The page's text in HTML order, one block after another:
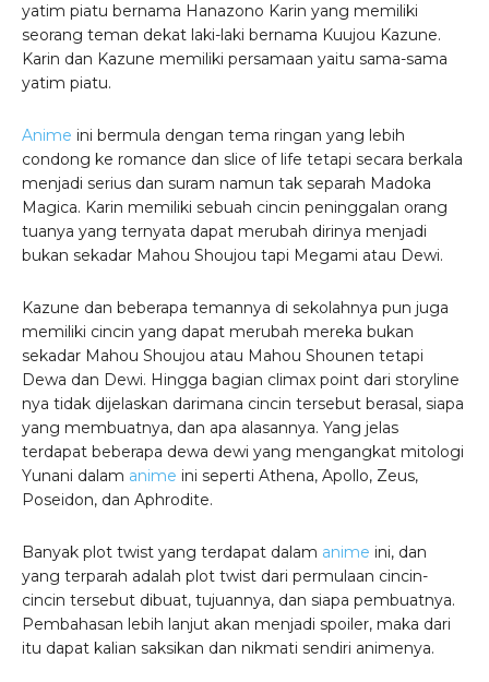
yatim piatu bernama Hanazono Karin yang memiliki
seorang teman dekat laki-laki bernama Kuujou Kazune.
Karin dan Kazune memiliki persamaan yaitu sama-sama
yatim piatu.
Anime ini bermula dengan tema ringan yang lebih
condong ke romance dan slice of life tetapi secara berkala
menjadi serius dan suram namun tak separah Madoka
Magica. Karin memiliki sebuah cincin peninggalan orang
tuanya yang ternyata dapat merubah dirinya menjadi
bukan sekadar Mahou Shoujou tapi Megami atau Dewi.
Kazune dan beberapa temannya di sekolahnya pun juga
memiliki cincin yang dapat merubah mereka bukan
sekadar Mahou Shoujou atau Mahou Shounen tetapi
Dewa dan Dewi. Hingga bagian climax point dari storyline
nya tidak dijelaskan darimana cincin tersebut berasal, siapa
yang membuatnya, dan apa alasannya. Yang jelas
terdapat beberapa dewa dewi yang mengangkat mitologi
Yunani dalam anime ini seperti Athena, Apollo, Zeus,
Poseidon, dan Aphrodite.
Banyak plot twist yang terdapat dalam anime ini, dan
yang terparah adalah plot twist dari permulaan cincin-
cincin tersebut dibuat, tujuannya, dan siapa pembuatnya.
Pembahasan lebih lanjut akan menjadi spoiler, maka dari
itu dapat kalian saksikan dan nikmati sendiri animenya.